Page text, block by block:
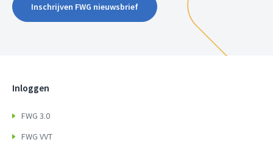
Inschrijven FWG nieuwsbrief
Inloggen
FWG 3.0
FWG VVT